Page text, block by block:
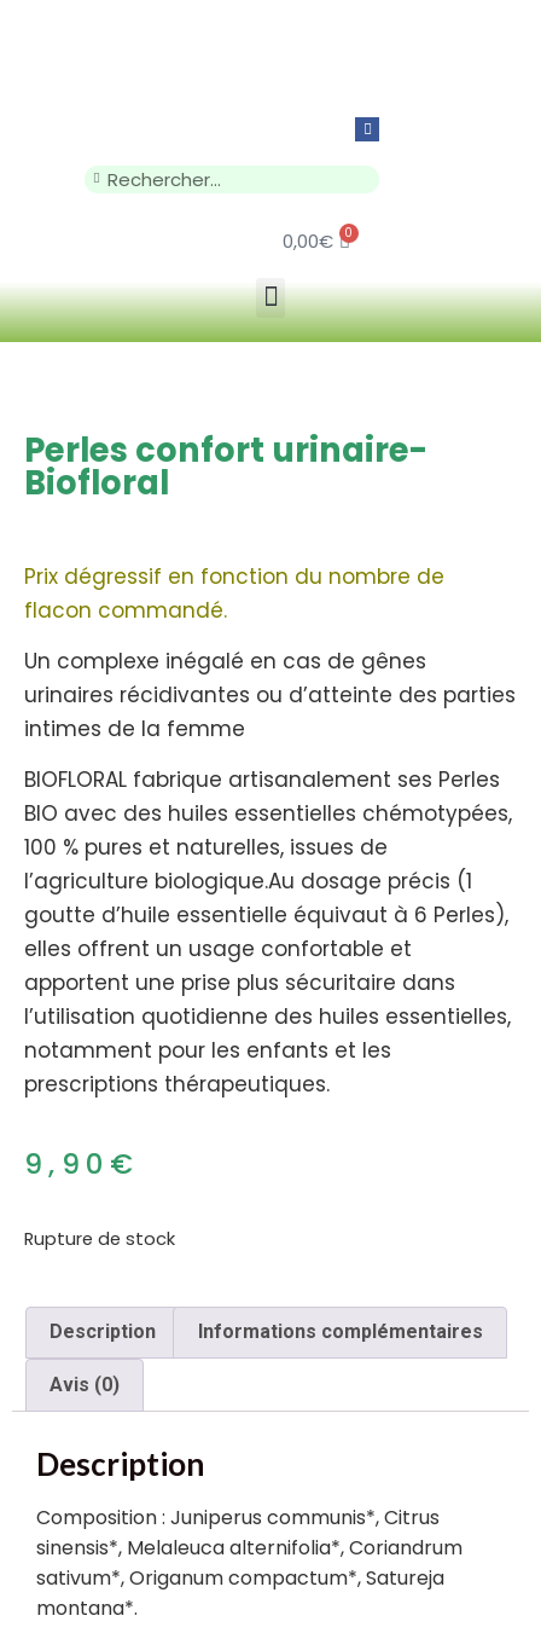
0,00€ 0
Perles confort urinaire-
Biofloral
Prix dégressif en fonction du nombre de
flacon commandé.
Un complexe inégalé en cas de gênes
urinaires récidivantes ou d’atteinte des parties
intimes de la femme
BIOFLORAL fabrique artisanalement ses Perles
BIO avec des huiles essentielles chémotypées,
100 % pures et naturelles, issues de
l’agriculture biologique.Au dosage précis (1
goutte d’huile essentielle équivaut à 6 Perles),
elles offrent un usage confortable et
apportent une prise plus sécuritaire dans
l’utilisation quotidienne des huiles essentielles,
notamment pour les enfants et les
prescriptions thérapeutiques.
9,90 €
Rupture de stock
Description Informations complémentaires
Avis (0)
Description
Composition : Juniperus communis*, Citrus
sinensis*, Melaleuca alternifolia*, Coriandrum
sativum*, Origanum compactum*, Satureja
montana*.